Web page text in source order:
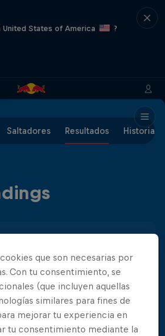
States of America
?
Saltadores Resultados Historia
Heslop
la Parada:475.8
que son necesarias por
Con tu consentimiento, se
(que incluyen aquellas
similares para fines de
mejorar tu experiencia en
tu consentimiento mediante la